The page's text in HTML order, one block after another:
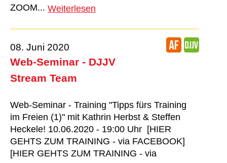
ZOOM... Weiterlesen
08. Juni 2020
Web-Seminar - DJJV
Stream Team
Web-Seminar - Training "Tipps fürs Training
im Freien (1)" mit Kathrin Herbst & Steffen
Heckele! 10.06.2020 - 19:00 Uhr [HIER
GEHTS ZUM TRAINING - via FACEBOOK]
[HIER GEHTS ZUM TRAINING - via